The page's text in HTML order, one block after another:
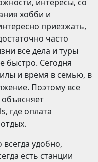
хобби и
приезжать,
часто
все дела и туры
быстро. Сегодня
и время в семью, в
Поэтому все
где оплата
всегда удобно,
есть станции